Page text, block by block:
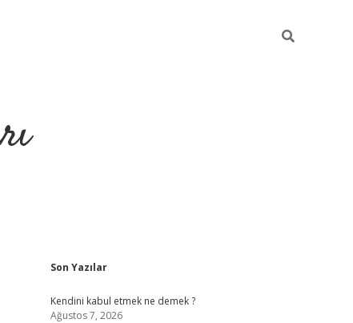
Sidebar
Son Yazılar
Kendini kabul etmek ne demek ?
Ağustos 7, 2026
hiltonbet giriş